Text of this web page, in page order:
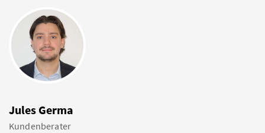
Jules Germa
Kundenberater